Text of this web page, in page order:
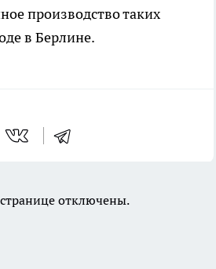
производство таких
в Берлине.
отключены.